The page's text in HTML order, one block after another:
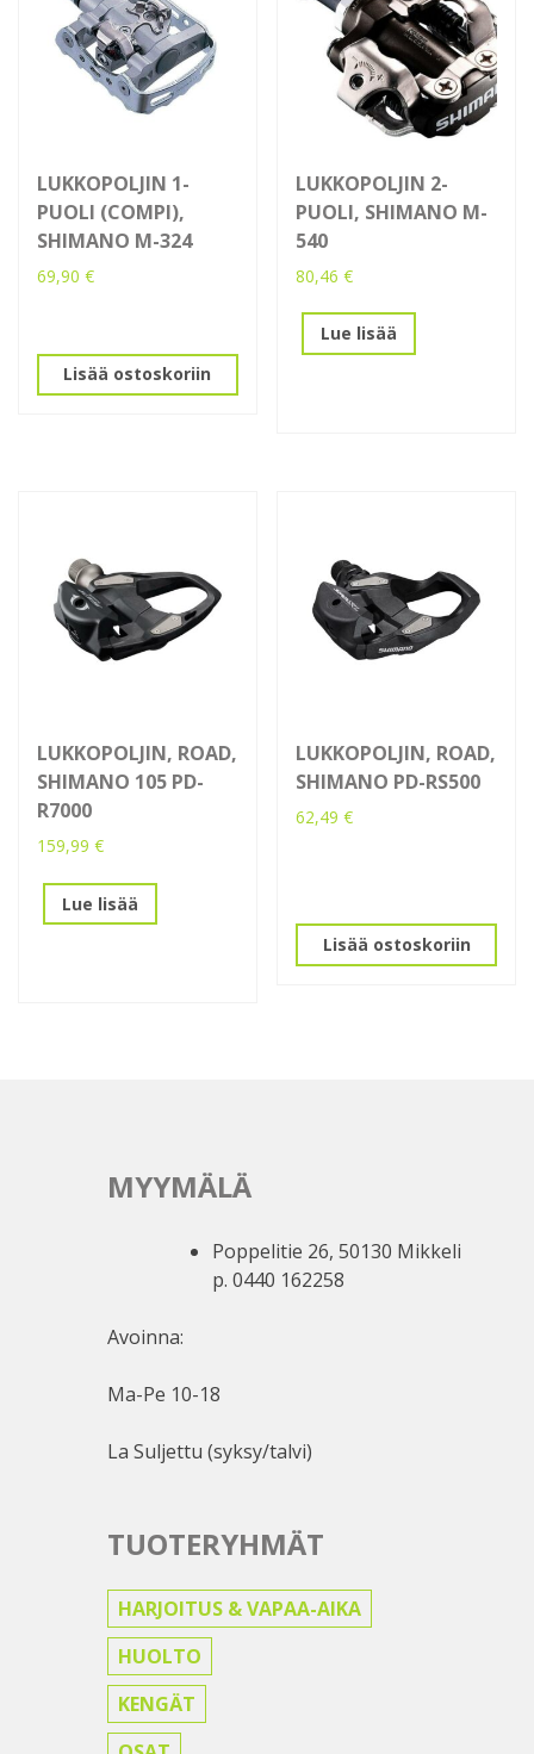
LUKKOPOLJIN 1-
PUOLI (COMPI),
SHIMANO M-324
69,90 €
Lisää ostoskoriin
LUKKOPOLJIN 2-
PUOLI, SHIMANO M-
540
80,46€
Lue lisää
LUKKOPOLJIN, ROAD,
SHIMANO 105 PD-
R7000
159,99 €
Lue lisää
LUKKOPOLJIN, ROAD,
SHIMANO PD-RS500
62,49€
Lisää ostoskoriin
MYYMÄLÄ
Poppelitie 26, 50130 Mikkeli
p. 0440 162258
Avoinna:
Ma-Pe 10-18
La Suljettu (syksy/talvi)
TUOTERYHMÄT
HARJOITUS & VAPAA-AIKA
HUOLTO
KENGÄT